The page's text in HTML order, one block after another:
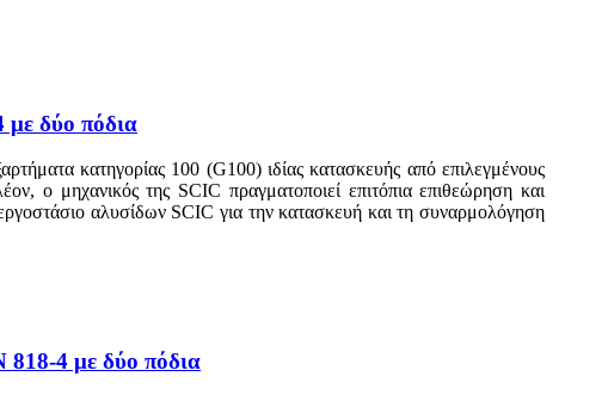
με δύο πόδια
κατηγορίας 100 (G100) ιδίας κατασκευής από επιλεγμένους
ο μηχανικός της SCIC πραγματοποιεί επιτόπια επιθεώρηση και
αλυσίδων SCIC για την κατασκευή και τη συναρμολόγηση
818-4 με δύο πόδια